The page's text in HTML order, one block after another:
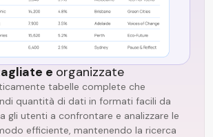
e organizzate
tabelle complete che
quantità di dati in formati facili da
gli utenti a confrontare e analizzare le
efficiente, mantenendo la ricerca